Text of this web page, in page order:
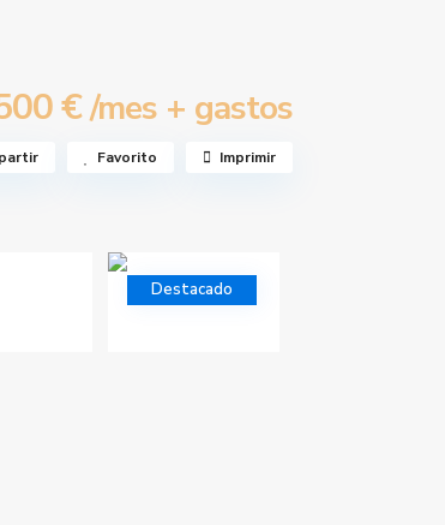
€/mes + gastos
Favorito Imprimir
Destacado